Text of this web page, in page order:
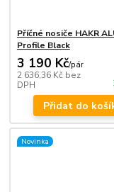
Příčné nosiče HAKR
Profile Black
3 190 Kč/pár
2 636,36 Kč bez
DPH
Přidat do
Novinka